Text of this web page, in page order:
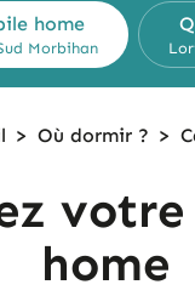
home
Morbihan
> Où dormir ? >
home